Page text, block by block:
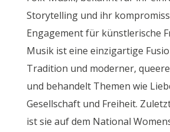
Storytelling und ihr
Engagement für künstlerische
Musik ist eine einzigartige
Tradition und moderner,
und behandelt Themen wie
Gesellschaft und Freiheit.
ist sie auf dem National